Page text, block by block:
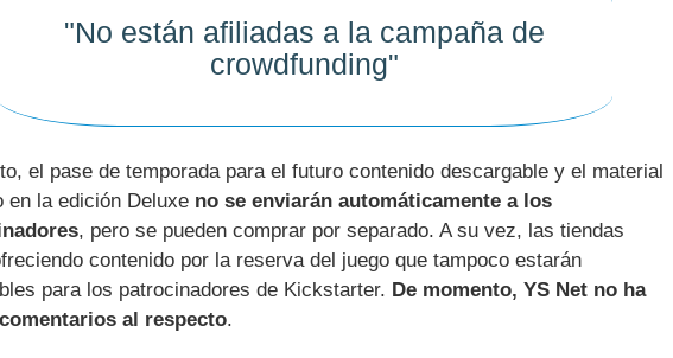
"No están afiliadas a la campaña de
crowdfunding"
el pase de temporada para el futuro contenido descargable y el material
en la edición Deluxe no se enviarán automáticamente a los
, pero se pueden comprar por separado. A su vez, las tiendas
contenido por la reserva del juego que tampoco estarán
para los patrocinadores de Kickstarter. De momento, YS Net no ha
al respecto.